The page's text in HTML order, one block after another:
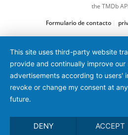
Una cuestión de tiempo
the TMDb
Formulario de contacto
This site uses third-party website
provide and continually improve
advertisements according to users'
revoke or change my consent at
future.
DENY ACCEPT